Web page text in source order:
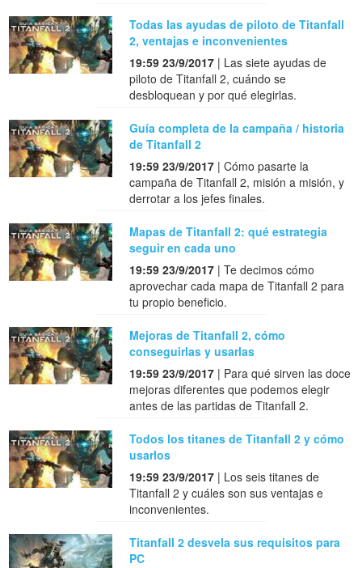
Todas las ayudas de piloto de Titanfall
2, ventajas e inconvenientes
19:59 23/9/2017 | Las siete ayudas de
piloto de Titanfall 2, cuándo se
desbloquean y por qué elegirlas.
Guía completa de la campaña / historia
de Titanfall 2
19:59 23/9/2017 | Cómo pasarte la
campaña de Titanfall 2, misión a misión, y
derrotar a los jefes finales.
Mapas de Titanfall 2: qué estrategia
seguir en cada uno
19:59 23/9/2017 | Te decimos cómo
aprovechar cada mapa de Titanfall 2 para
tu propio beneficio.
Mejoras de Titanfall 2, cómo
conseguirlas y usarlas
19:59 23/9/2017 | Para qué sirven las doce
mejoras diferentes que podemos elegir
antes de las partidas de Titanfall 2.
Todos los titanes de Titanfall 2 y cómo
usarlos
19:59 23/9/2017 | Los seis titanes de
Titanfall 2 y cuáles son sus ventajas e
inconvenientes.
Titanfall 2 desvela sus requisitos para
PC